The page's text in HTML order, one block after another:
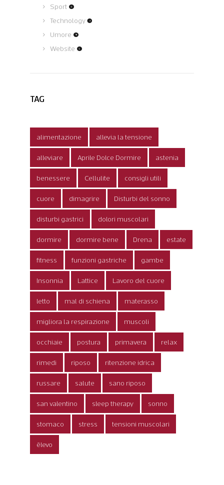
Sport(4)
Technology(3)
Umore (5)
Website (1)
TAG
alimentazione allevia la tensione
alleviare Aprile Dolce Dormire astenia
benessere Cellulite consigli utili
cuore dimagrire Disturbi del sonno
disturbi gastrici dolori muscolari
dormire dormire bene Drena estate
fitness funzioni gastriche gambe
Insonnia Lattice Lavoro del cuore
letto mal di schiena materasso
migliora la respirazione muscoli
occhiaie postura primavera relax
rimedi riposo ritenzione idrica
russare salute sano riposo
san valentino sleep therapy sonno
stomaco stress tensioni muscolari
ēlevo